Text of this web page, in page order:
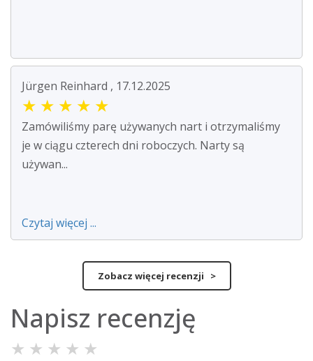
Jürgen Reinhard , 17.12.2025
★ ★ ★ ★ ★
Zamówiliśmy parę używanych nart i otrzymaliśmy
je w ciągu czterech dni roboczych. Narty są
używan...
Czytaj więcej ...
Zobacz więcej recenzji >
Napisz recenzję
★ ★ ★ ★ ★